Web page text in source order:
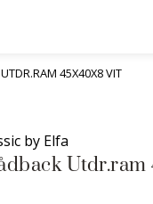
45X40X8 VIT
by Elfa